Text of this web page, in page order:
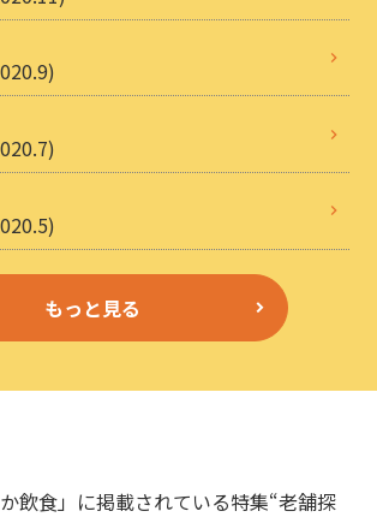
もっと見る
飲食」に掲載されている特集“老舗探